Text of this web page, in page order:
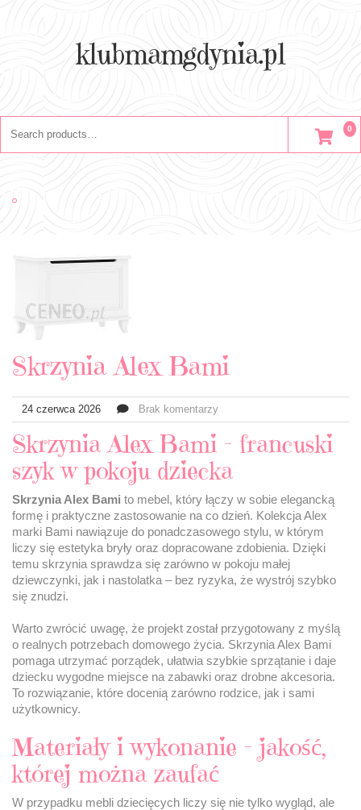
klubmamgdynia.pl
for:
0
Skrzynia Alex Bami
24 czerwca 2026 Brak komentarzy
Skrzynia Alex Bami – francuski
szyk w pokoju dziecka
Skrzynia Alex Bami to mebel, który łączy w sobie elegancką
formę i praktyczne zastosowanie na co dzień. Kolekcja Alex
marki Bami nawiązuje do ponadczasowego stylu, w którym
liczy się estetyka bryły oraz dopracowane zdobienia. Dzięki
temu skrzynia sprawdza się zarówno w pokoju małej
dziewczynki, jak i nastolatka – bez ryzyka, że wystrój szybko
się znudzi.
Warto zwrócić uwagę, że projekt został przygotowany z myślą
o realnych potrzebach domowego życia. Skrzynia Alex Bami
pomaga utrzymać porządek, ułatwia szybkie sprzątanie i daje
dziecku wygodne miejsce na zabawki oraz drobne akcesoria.
To rozwiązanie, które docenią zarówno rodzice, jak i sami
użytkownicy.
Materiały i wykonanie – jakość,
której można zaufać
W przypadku mebli dziecięcych liczy się nie tylko wygląd, ale